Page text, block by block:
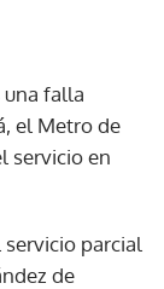
una falla
el Metro de
servicio en
parcial
de